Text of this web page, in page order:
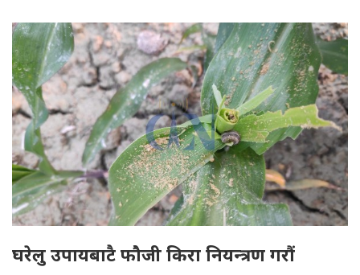
घरेलु उपायबाटै फौजी किरा नियन्त्रण गरौं